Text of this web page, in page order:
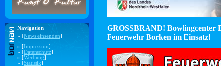
Navigation
» [News einsenden]
» [Impressum]
» [Datenschutz]
» [Werbung]
» [Statistik]
GROSSBRAND! Bowlingcenter
Feuerwehr Borken im Einsatz!